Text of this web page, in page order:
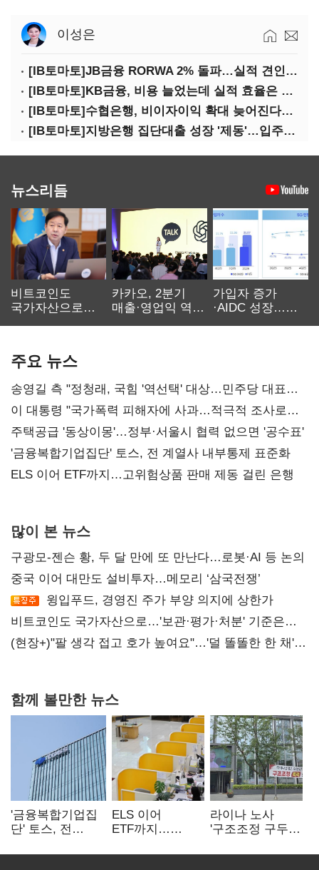
이성은
[IB토마토]JB금융 RORWA 2% 돌파…실적 견인은 은행 아닌 캐피탈
[IB토마토]KB금융, 비용 늘었는데 실적 효율은 개선…증권 호황 효과
[IB토마토]수협은행, 비이자이익 확대 늦어진다…공모운용사 인가 연말로
[IB토마토]지방은행 집단대출 성장 '제동'…입주절벽에 반사이익도 희박
뉴스리듬
비트코인도
국가자산으로…'
카카오, 2분기
매출·영업익 역대
가입자 증가
·AIDC 성장…
주요 뉴스
송영길 측 "정청래, 국힘 '역선택' 대상…민주당 대표로
총선 지휘 못해"
이 대통령 "국가폭력 피해자에 사과…적극적 조사로
진실 밝혀야"
주택공급 '동상이몽'…정부·서울시 협력 없으면 '공수표'
'금융복합기업집단' 토스, 전 계열사 내부통제 표준화
ELS 이어 ETF까지…고위험상품 판매 제동 걸린 은행
많이 본 뉴스
구광모-젠슨 황, 두 달 만에 또 만난다…로봇·AI 등 논의
중국 이어 대만도 설비투자…메모리 ‘삼국전쟁’
윙입푸드, 경영진 주가 부양 의지에 상한가
비트코인도 국가자산으로…'보관·평가·처분' 기준은
숙제
(현장+)"팔 생각 접고 호가 높여요"…'덜 똘똘한 한 채'
함께 볼만한 뉴스
'금융복합기업집
단' 토스, 전
표준화
ELS 이어
ETF까지…
제동 걸린 은행
라이나 노사
'구조조정 구두